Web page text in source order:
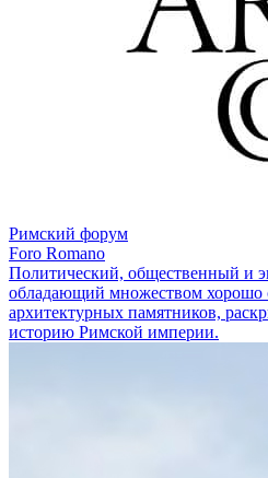
Римский форум
Foro Romano
Политический, общественный и
обладающий множеством хорошо
архитектурных памятников,
историю Римской империи.